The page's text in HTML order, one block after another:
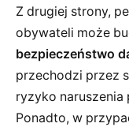
Z drugiej strony,
obywateli może
bezpieczeństwo
przechodzi przez
ryzyko
Ponadto, w